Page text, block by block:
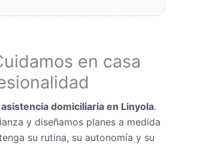
en casa
asistencia domiciliaria en Linyola.
y diseñamos planes a medida
su rutina, su autonomía y su